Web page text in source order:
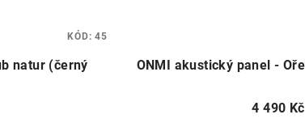
natur (černý
KÓD:45
ONMI akustický panel -
4 490 Kč